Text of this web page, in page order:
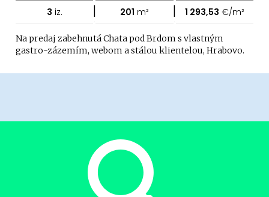
3 iz. | 201 m² | 1 293,53 €/m²
Na predaj zabehnutá Chata pod Brdom s vlastným
gastro-zázemím, webom a stálou klientelou, Hrabovo.